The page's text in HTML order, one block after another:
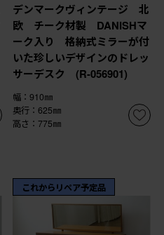
デンマークヴィンテージ 北
欧 チーク材製 DANISHマ
ーク入り 格納式ミラーが付
いた珍しいデザインのドレッ
サーデスク (R-056901)
幅：910㎜
奥行：625㎜
高さ：775㎜
これからリペア予定品